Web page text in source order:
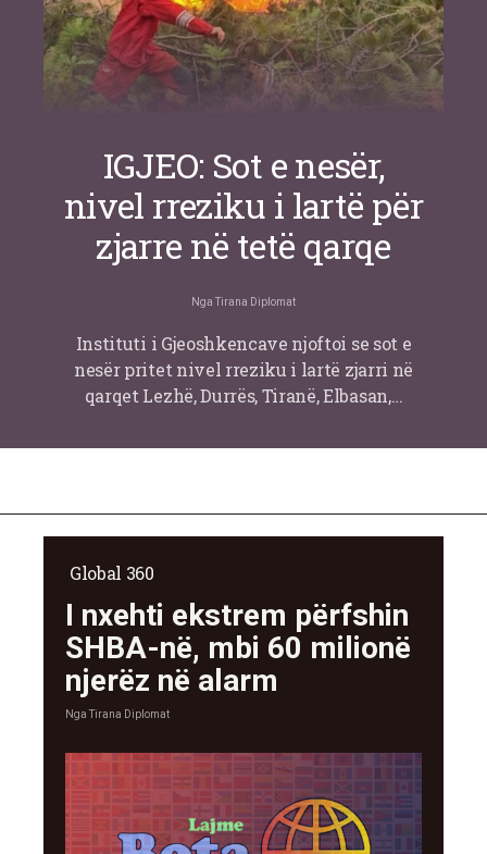
IGJEO: Sot e nesër,
nivel rreziku i lartë për
zjarre në tetë qarqe
Nga Tirana Diplomat
Instituti i Gjeoshkencave njoftoi se sot e
nesër pritet nivel rreziku i lartë zjarri në
qarqet Lezhë, Durrës, Tiranë, Elbasan,…
Global 360
I nxehti ekstrem përfshin
SHBA-në, mbi 60 milionë
njerëz në alarm
NgaTirana Diplomat